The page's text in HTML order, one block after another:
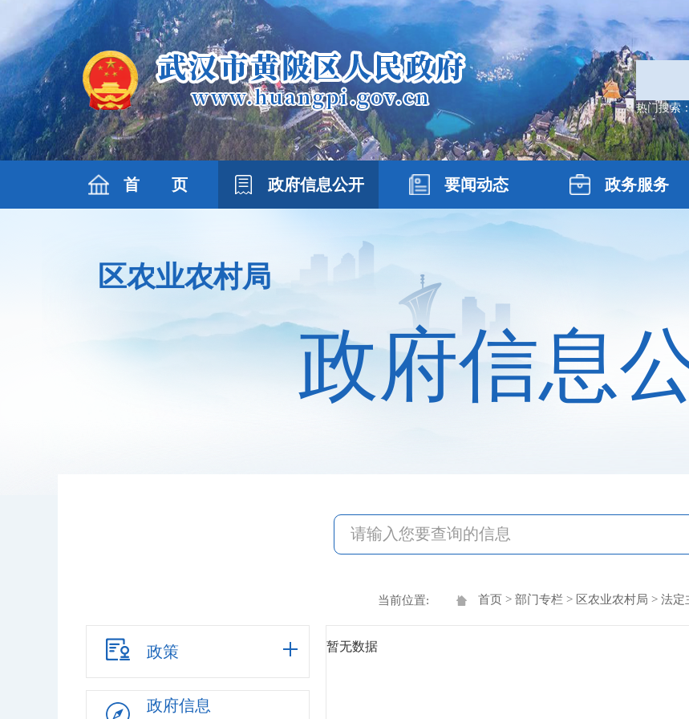
热门搜索：
首 页 政府信息公开 要闻动态 政务服务
区农业农村局
政府信息
当前位置: 首页 > 部门专栏 > 区农业农村局 > 法定
政策
政府信息
暂无数据